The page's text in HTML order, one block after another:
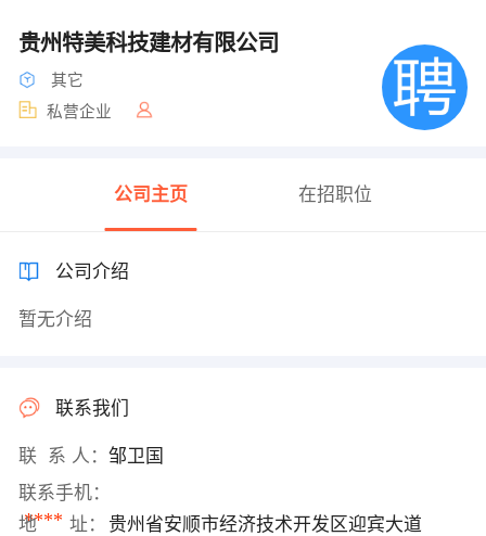
贵州特美科技建材有限公司
其它
私营企业
公司主页 在招职位
公司介绍
暂无介绍
联系我们
联 系 人： 邹卫国
联系手机：
****
地 址： 贵州省安顺市经济技术开发区迎宾大道